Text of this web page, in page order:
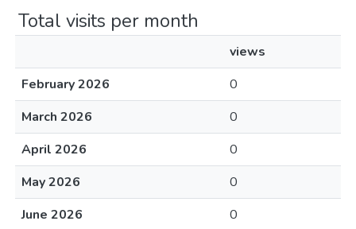
Total visits per month
views
February 2026
0
March 2026
0
April 2026
0
May 2026
0
June 2026
0